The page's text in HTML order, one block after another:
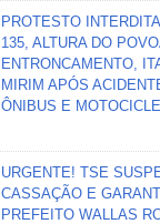
PROTESTO
135, ALTURA DO
ENTRONCAMENTO,
MIRIM APÓS
ÔNIBUS E
URGENTE! TSE
CASSAÇÃO E
PREFEITO WALLAS